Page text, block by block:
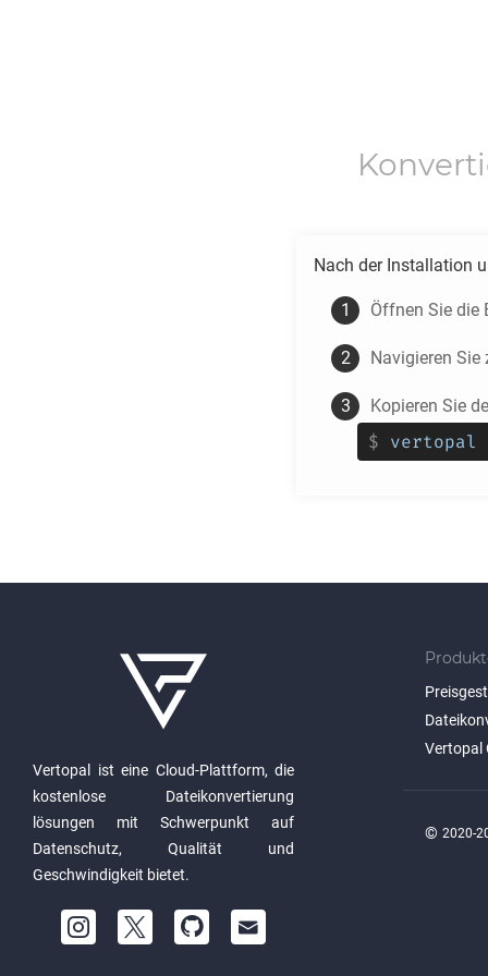
Nach der Installation
Öffnen Sie die
Navigieren
Kopieren Sie
$ vertopal
Vertopal ist eine Cloud-Plattform, die
kostenlose Dateikonvertierung
lösungen mit Schwerpunkt auf
Datenschutz, Qualität und
Geschwindigkeit bietet.
Vertopal
© 2020-